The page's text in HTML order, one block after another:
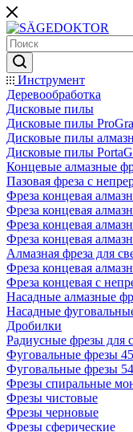
Инструмент
Деревообработка
Дисковые пилы
Дисковые пилы
Дисковые пилы
Дисковые пилы
Концевые алмазные
Пазовая фреза с
Фреза концевая
Фреза концевая
Фреза концевая
Фреза концевая
Алмазная фреза для
Фреза концевая
Фреза концевая с
Насадные алмазные
Насадные
Дробилки
Радиусные фрезы для
Фуговальные фрезы
Фуговальные фрезы
Фрезы спиральные
Фрезы чистовые
Фрезы черновые
Фрезы сферические